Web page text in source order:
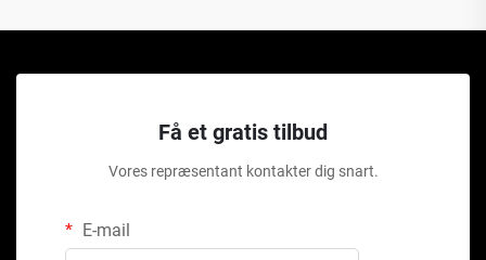
Få et gratis tilbud
Vores repræsentant kontakter dig snart.
E-mail